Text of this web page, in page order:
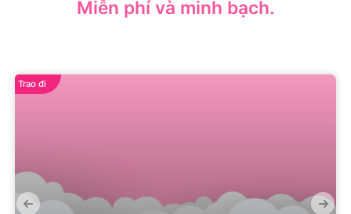
Miễn phí và minh bạch.
Trao đi